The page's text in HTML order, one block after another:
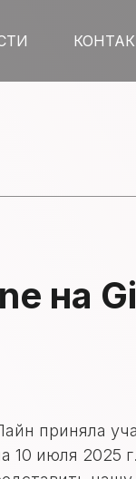
приняла
10 июля 2025
на